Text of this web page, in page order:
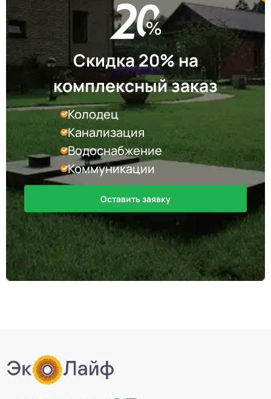
Скидка 20% на
комплексный заказ
Колодец
Канализация
Водоснабжение
Коммуникации
Оставить заявку